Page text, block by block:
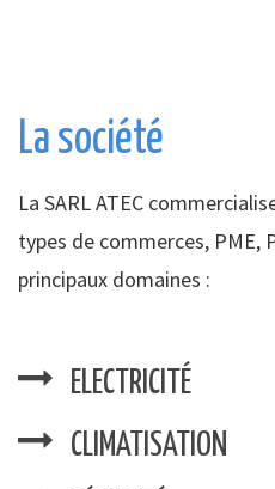
La société
La SARL ATEC
types de commerces, PME,
principaux domaines :
ELECTRICITÉ
CLIMATISATION